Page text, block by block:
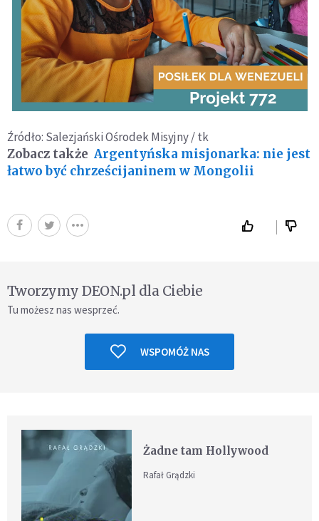
Źródło: Salezjański Ośrodek Misyjny / tk
Zobacz także Argentyńska misjonarka: nie jest
łatwo być chrześcijaninem w Mongolii
Tworzymy DEON.pl dla Ciebie
Tu możesz nas wesprzeć.
WSPOMÓŻ NAS
Żadne tam Hollywood
Rafał Grądzki